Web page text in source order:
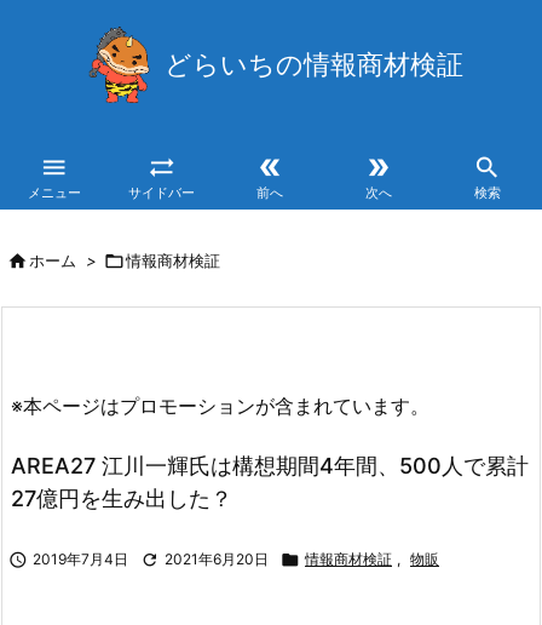
どらいちの情報商材検証

メニュー

サイドバー

前へ

次へ

検索
ホーム > 情報商材検証
※本ページはプロモーションが含まれています。
AREA27 江川一輝氏は構想期間4年間、500人で累計
27億円を生み出した？
 2019年7月4日  2021年6月20日  情報商材検証 , 物販